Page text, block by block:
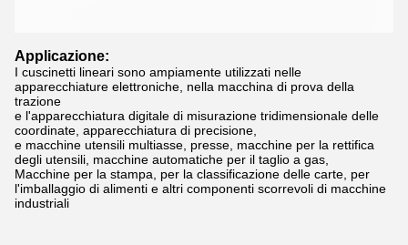
Applicazione:
I cuscinetti lineari sono ampiamente utilizzati nelle
apparecchiature elettroniche, nella macchina di prova della
trazione
e l'apparecchiatura digitale di misurazione tridimensionale delle
coordinate, apparecchiatura di precisione,
e macchine utensili multiasse, presse, macchine per la rettifica
degli utensili, macchine automatiche per il taglio a gas,
Macchine per la stampa, per la classificazione delle carte, per
l'imballaggio di alimenti e altri componenti scorrevoli di macchine
industriali